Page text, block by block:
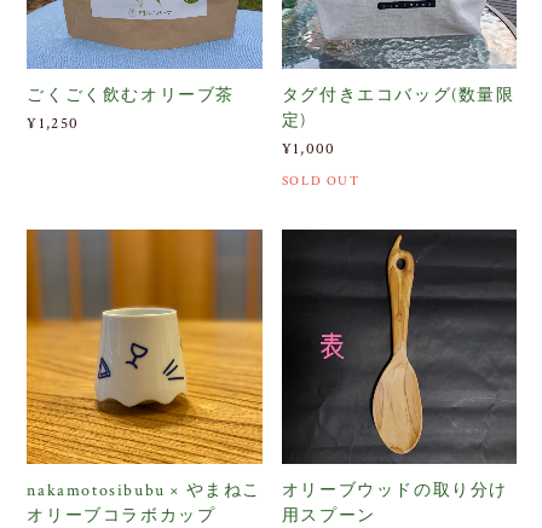
ごくごく飲むオリーブ茶
¥1,250
タグ付きエコバッグ(数量限
定)
¥1,000
SOLD OUT
nakamotosibubu × やまねこ
オリーブコラボカップ
オリーブウッドの取り分け
用スプーン